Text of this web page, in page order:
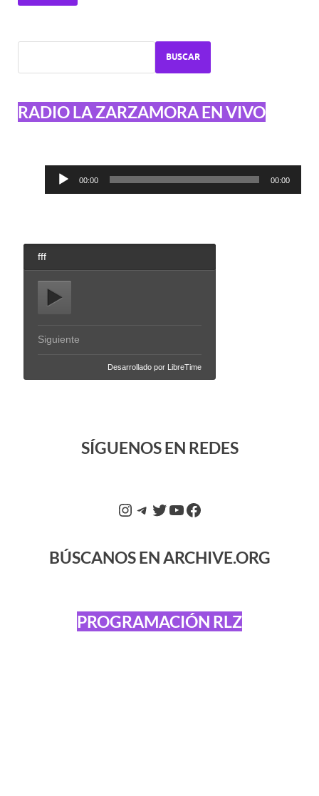
BUSCAR
RADIO LA ZARZAMORA EN VIVO
Reproductor
00:00 00:00
SÍGUENOS EN REDES
BÚSCANOS EN ARCHIVE.ORG
PROGRAMACIÓN RLZ